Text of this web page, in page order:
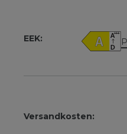
EEK:
Versandkosten: